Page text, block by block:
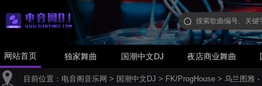
网站首页 独家舞曲 国潮中文DJ 夜店商业舞曲
目前位置： 电音阁音乐网 > 国潮中文DJ > FK/ProgHouse > 乌兰图雅 -